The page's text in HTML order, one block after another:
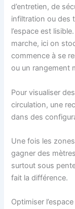
d’entretien, de
infiltration ou des
l’espace est
marche, ici on
commence à se
ou un rangement
Pour visualiser
circulation, une
dans des
Une fois les
gagner des
surtout sous
fait la différence.
Optimiser